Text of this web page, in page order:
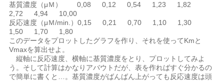
基質濃度（μＭ） 0,08 0,12 0,54 1,23 1,82
2,72 4,94 10,00
反応速度（μＭ/min.）0,15 0,21 0,70 1,10 1,30
1,50 1,70 1,80
このデータをプロットしたグラフを作り、それを使ってKmと
Vmaxを算出せよ。
縦軸に反応速度、横軸に基質濃度をとり、プロットしてみよ
う。そして計算はかなりアバウトだが、表を作ればすぐ分かるの
で簡単に書くと…。基質濃度がばんばん上がっても反応速度は頭